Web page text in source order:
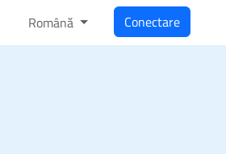
Română Conectare